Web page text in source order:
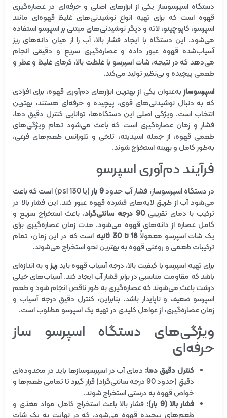
دستگاه اسپرسوساز یکی از ابزارهای اصلی و حرفه‌ای در عصاره‌گیری
قهوه است که برای تهیه انواع نوشیدنی‌های غلیظ قهوه‌ای مانند
اسپرسو، کاپوچینو، لاته و دیگر نوشیدنی‌های مبتنی بر اسپرسو استفاده
می‌شود. این دستگاه با ایجاد فشار بالا، آب را از میان دانه‌های ریز
آسیاب‌شده قهوه عبور داده و عصاره‌گیری سریع و دقیقی انجام
می‌دهد که در نتیجه، شات اسپرسو با غلظت بالا، کرمای غلیظ و عطر و
طعمی پیچیده و بی‌نظیر تولید می‌کند.
اسپرسوسازبه‌عنوان یکی از بهترین ابزارهای دم‌آوری قهوه، برای افرادی
که به دنبال نوشیدنی‌های قوی، پیچیده و حرفه‌ای هستند، بهترین
انتخاب است. ویژگی اصلی این دستگاه‌ها، توانایی کنترل دقیق دما،
فشار و زمان عصاره‌گیری است که باعث می‌شود تمام ویژگی‌های
طعمی قهوه، از جمله اسیدیته، تلخی و تلورانس طعم‌های فرعی،
به‌طور کامل و بهینه استخراج شوند.
فرآیند دم‌آوری اسپرسو
در دستگاه اسپرسوساز، فشار آب حدود9 بار
(یا 130 psi) است که باعث
می‌شود آب از طریق لایه‌های فشرده قهوه عبور کند. این فشار بالا در
ترکیب با دمای تقریبی90 درجه سانتی‌گراد
، باعث استخراج سریع و
کامل عصاره از دانه‌های قهوه می‌شود. مدت زمان عصاره‌گیری برای
یک شات اسپرسو معمولاً18 تا 30 ثانیه
است که در این زمان، تمام
ترکیبات طعمی و روغنی قهوه به بهترین نحو استخراج می‌شوند.
برای تهیه اسپرسو با کیفیت بالا، درجه آسیاب قهوه بایدریزو به اندازه‌ای
باشد که مقاومت مناسبی در برابر فشار آب ایجاد کند. آسیاب‌های خیلی
درشت باعث می‌شوند که عصاره‌گیری به طور ناقص انجام شود و طعم
اسپرسو ضعیف و ناپایدار باشد. بنابراین، کنترل دقیق درجه آسیاب و
زمان عصاره‌گیری، از عوامل کلیدی در تهیه یک اسپرسو مطلوب است.
ویژگی‌های دستگاه اسپرسو ساز
حرفه‌ای
کنترل دقیق دما: دمای آب در اسپرسوسازها باید در محدوده‌ای
دقیق (حدود 90 درجه سانتی‌گراد) قرار گیرد تا تمامی طعم‌ها و
خواص قهوه به درستی استخراج شوند.
فشار بالا (9 بار):
فشار بالا باعث استخراج کامل مواد مغذی و
طعم‌های پیچیده قهوه می‌شود، که در نهایت به یک شات